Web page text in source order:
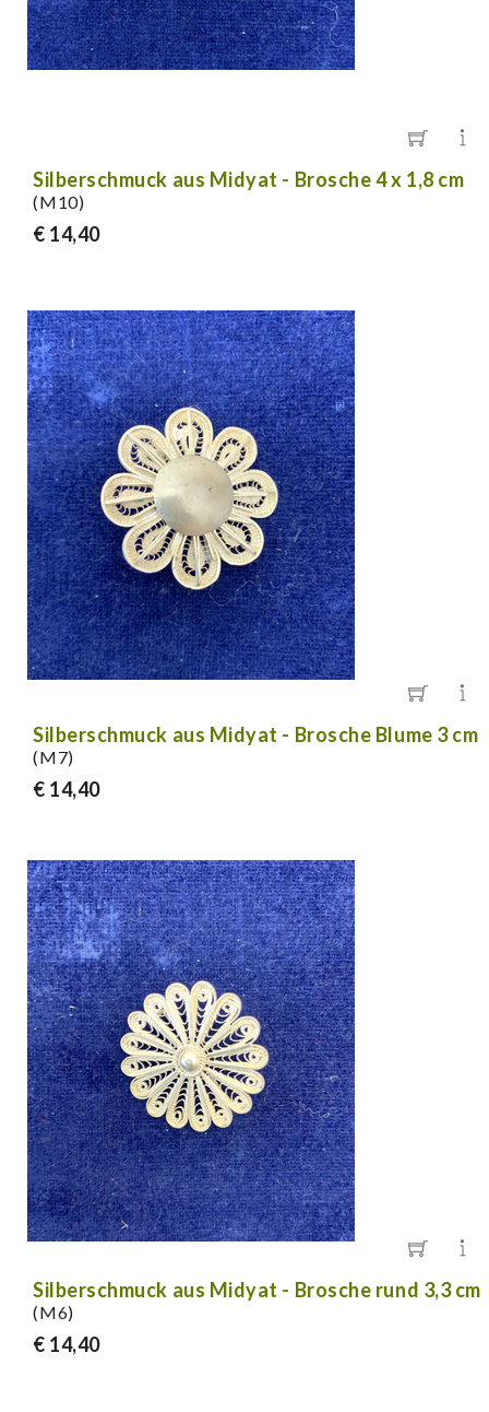
Silberschmuck aus Midyat - Brosche 4 x 1,8 cm
(M10)
€ 14,40
Silberschmuck aus Midyat - Brosche Blume 3 cm
(M7)
€ 14,40
Silberschmuck aus Midyat - Brosche rund 3,3 cm
(M6)
€ 14,40